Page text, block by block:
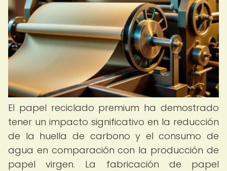
El papel reciclado premium ha demostrado
tener un impacto significativo en la reducción
de la huella de carbono y el consumo de
agua en comparación con la producción de
papel virgen. La fabricación de papel